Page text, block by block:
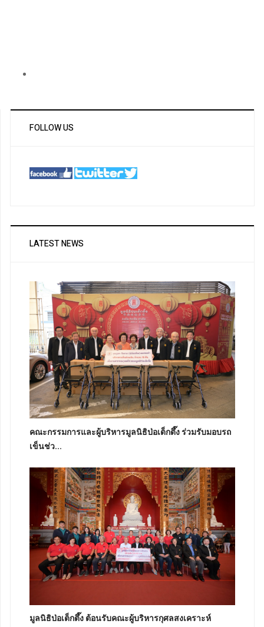
FOLLOW US
LATEST NEWS
คณะกรรมการและผู้บริหารมูลนิธิป่อเต็กตึ๊ง ร่วมรับมอบรถ
เข็นช่ว...
มูลนิธิป่อเต็กตึ๊ง ต้อนรับคณะผู้บริหารกุศลสงเคราะห์